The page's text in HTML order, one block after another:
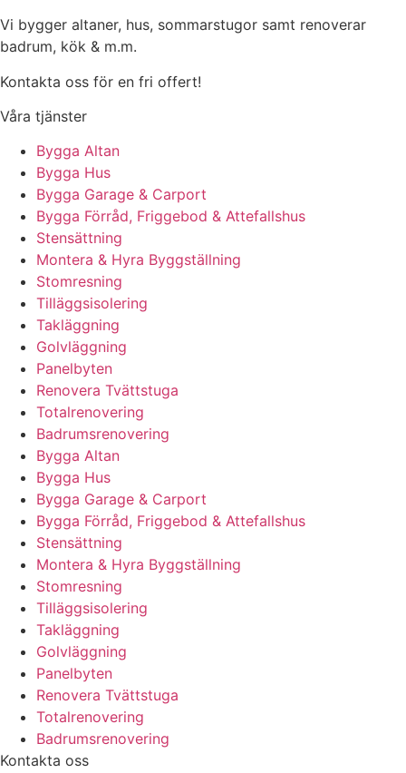
Vi bygger altaner, hus, sommarstugor samt renoverar
badrum, kök & m.m.
Kontakta oss för en fri offert!
Våra tjänster
Bygga Altan
Bygga Hus
Bygga Garage & Carport
Bygga Förråd, Friggebod & Attefallshus
Stensättning
Montera & Hyra Byggställning
Stomresning
Tilläggsisolering
Takläggning
Golvläggning
Panelbyten
Renovera Tvättstuga
Totalrenovering
Badrumsrenovering
Bygga Altan
Bygga Hus
Bygga Garage & Carport
Bygga Förråd, Friggebod & Attefallshus
Stensättning
Montera & Hyra Byggställning
Stomresning
Tilläggsisolering
Takläggning
Golvläggning
Panelbyten
Renovera Tvättstuga
Totalrenovering
Badrumsrenovering
Kontakta oss